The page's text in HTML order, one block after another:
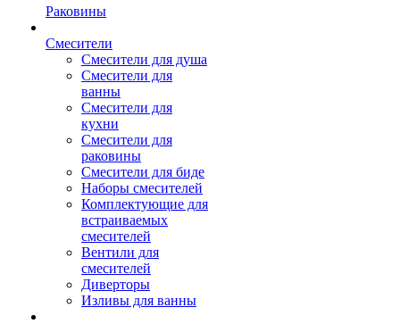
Раковины
Смесители
Смесители для душа
Смесители для
ванны
Смесители для
кухни
Смесители для
раковины
Смесители для биде
Наборы смесителей
Комплектующие для
встраиваемых
смесителей
Вентили для
смесителей
Диверторы
Изливы для ванны